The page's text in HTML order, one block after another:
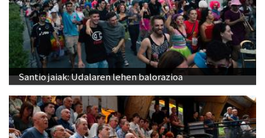
Santio jaiak: Udalaren lehen balorazioa